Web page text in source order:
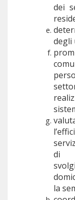
dei
degli
di
la